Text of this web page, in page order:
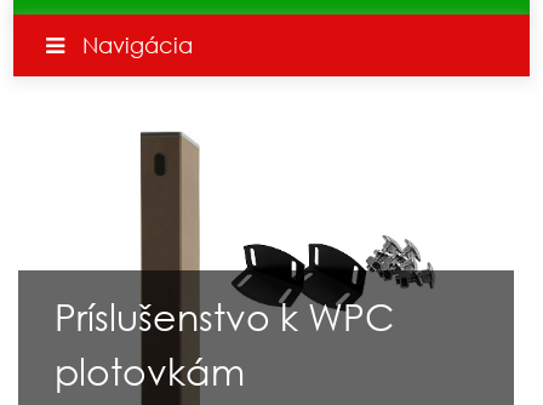
Navigácia
Príslušenstvo k WPC
plotovkám